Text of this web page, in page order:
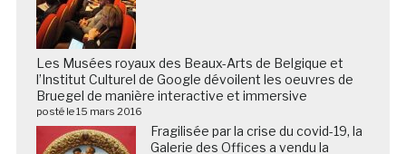
Les Musées royaux des Beaux-Arts de Belgique et
l’Institut Culturel de Google dévoilent les oeuvres de
Bruegel de manière interactive et immersive
posté le 15 mars 2016
Fragilisée par la crise du covid-19, la
Galerie des Offices a vendu la